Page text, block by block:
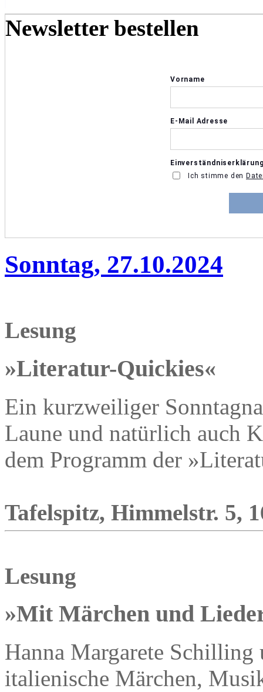
Newsletter bestellen
Sonntag, 27.10.2024
Lesung
»Literatur-Quickies«
Ein kurzweiliger
Laune und natürlich auch
dem Programm der
Tafelspitz, Himmelstr. 5,
Lesung
»Mit Märchen und
Hanna Margarete
italienische Märchen,